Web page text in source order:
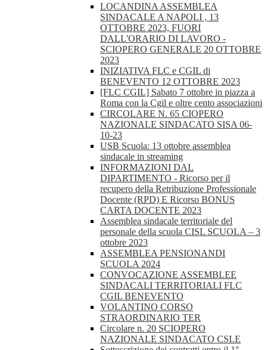
LOCANDINA ASSEMBLEA
SINDACALE A NAPOLI , 13
OTTOBRE 2023, FUORI
DALL'ORARIO DI LAVORO -
SCIOPERO GENERALE 20 OTTOBRE
2023
INIZIATIVA FLC e CGIL di
BENEVENTO 12 OTTOBRE 2023
[FLC CGIL] Sabato 7 ottobre in piazza a
Roma con la Cgil e oltre cento associazioni
CIRCOLARE N. 65 CIOPERO
NAZIONALE SINDACATO SISA 06-
10-23
USB Scuola: 13 ottobre assemblea
sindacale in streaming
INFORMAZIONI DAL
DIPARTIMENTO - Ricorso per il
recupero della Retribuzione Professionale
Docente (RPD) E Ricorso BONUS
CARTA DOCENTE 2023
Assemblea sindacale territoriale del
personale della scuola CISL SCUOLA – 3
ottobre 2023
ASSEMBLEA PENSIONANDI
SCUOLA 2024
CONVOCAZIONE ASSEMBLEE
SINDACALI TERRITORIALI FLC
CGIL BENEVENTO
VOLANTINO CORSO
STRAORDINARIO TER
Circolare n. 20 SCIOPERO
NAZIONALE SINDACATO CSLE